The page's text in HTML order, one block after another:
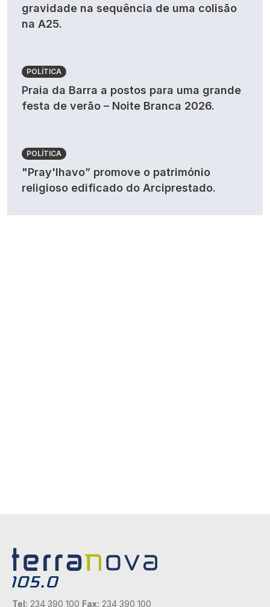
gravidade na sequência de uma colisão
na A25.
POLÍTICA
Praia da Barra a postos para uma grande
festa de verão – Noite Branca 2026.
POLÍTICA
"Pray'lhavo” promove o património
religioso edificado do Arciprestado.
Tel: 234 390 100 Fax: 234 390 100